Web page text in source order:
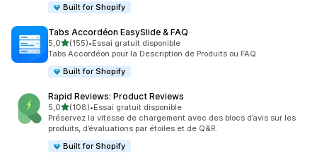
Built for Shopify
Tabs Accordéon EasySlide & FAQ
5,0étoile(s) sur 5
(155)
155 avis au total
•Essai gratuit disponible
Tabs Accordéon pour la Description de Produits ou FAQ
Built for Shopify
Rapid Reviews: Product Reviews
5,0étoile(s) sur 5
(108)
108 avis au total
•Essai gratuit disponible
Préservez la vitesse de chargement avec des blocs d’avis sur les
produits, d’évaluations par étoiles et de Q&R.
Built for Shopify